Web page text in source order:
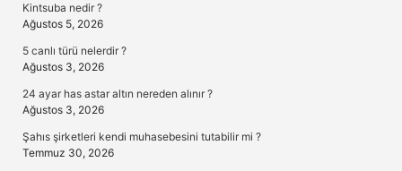
Kintsuba nedir ?
Ağustos 5, 2026
5 canlı türü nelerdir ?
Ağustos 3, 2026
24 ayar has astar altın nereden alınır ?
Ağustos 3, 2026
Şahıs şirketleri kendi muhasebesini tutabilir mi ?
Temmuz 30, 2026